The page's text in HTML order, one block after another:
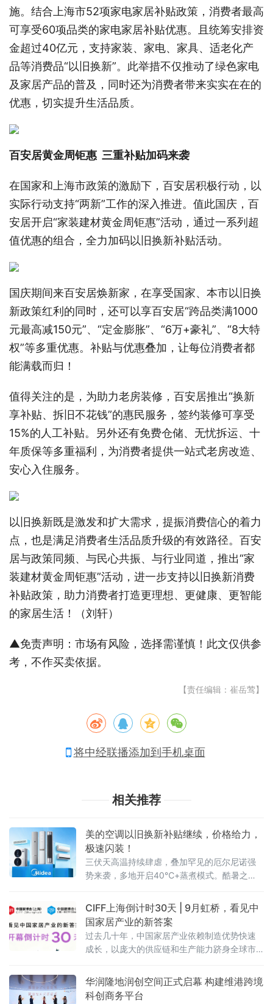
施。结合上海市52项家电家居补贴政策，消费者最高
可享受60项品类的家电家居补贴优惠。且统筹安排资
金超过40亿元，支持家装、家电、家具、适老化产
品等消费品“以旧换新”。此举措不仅推动了绿色家电
及家居产品的普及，同时还为消费者带来实实在在的
优惠，切实提升生活品质。
百安居黄金周钜惠 三重补贴加码来袭
在国家和上海市政策的激励下，百安居积极行动，以
实际行动支持“两新”工作的深入推进。值此国庆，百
安居开启“家装建材黄金周钜惠”活动，通过一系列超
值优惠的组合，全力加码以旧换新补贴活动。
国庆期间来百安居焕新家，在享受国家、本市以旧换
新政策红利的同时，还可以享百安居“跨品类满1000
元最高减150元”、“定金膨胀”、“6万+豪礼”、“8大特
权”等多重优惠。补贴与优惠叠加，让每位消费者都
能满载而归！
值得关注的是，为助力老房装修，百安居推出“换新
享补贴、拆旧不花钱”的惠民服务，签约装修可享受
15%的人工补贴。另外还有免费仓储、无忧拆运、十
年质保等多重福利，为消费者提供一站式老房改造、
安心入住服务。
以旧换新既是激发和扩大需求，提振消费信心的着力
点，也是满足消费者生活品质升级的有效路径。百安
居与政策同频、与民心共振、与行业同道，推出“家
装建材黄金周钜惠”活动，进一步支持以旧换新消费
补贴政策，助力消费者打造更理想、更健康、更智能
的家居生活！（刘轩）
▲免责声明：市场有风险，选择需谨慎！此文仅供参
考，不作买卖依据。
【责任编辑：崔岳莺】
将中经联播添加到手机桌面
相关推荐
美的空调以旧换新补贴继续，价格给力，
极速闪装！
三伏天高温持续肆虐，叠加罕见的厄尔尼诺强
势来袭，多地开启40℃+蒸煮模式。酷暑之
冷乏力、能耗偏高，还存在诸多安全隐患，严
重影响居家清凉体验。
CIFF上海倒计时30天 | 9月虹桥，看见中
国家居产业的新答案
过去几十年，中国家居产业依赖制造优势快速
成长，以庞大的供应链和生产能力跻身全球市
消费需求分化、渠道模式重构、全球市场重新
布局。企业需要回答的问题从“能不能造出来”转
华润隆地润创空间正式启幕 构建维港跨境
科创商务平台